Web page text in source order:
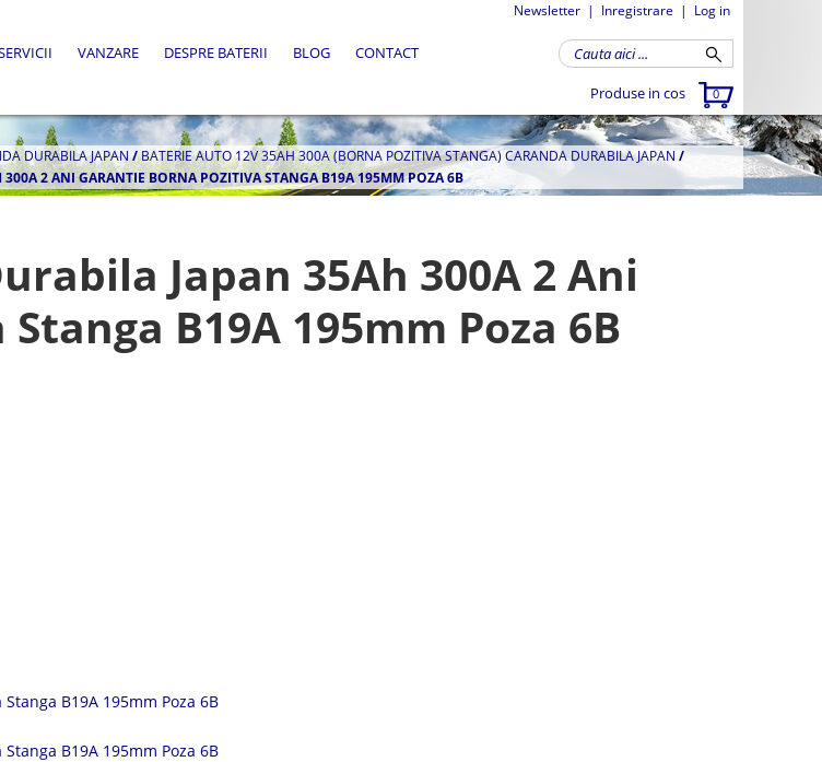
Newsletter | Inregistrare | Log in
Produse in cos 0
VANZARE DESPRE BATERII BLOG CONTACT
DURABILA JAPAN/BATERIE AUTO 12V 35AH 300A (BORNA POZITIVA STANGA) CARANDA DURABILA JAPAN /
2 ANI GARANTIE BORNA POZITIVA STANGA B19A 195MM POZA 6B
Japan 35Ah 300A 2 Ani
B19A 195mm Poza 6B
B19A 195mm Poza 6B
B19A 195mm Poza 6B